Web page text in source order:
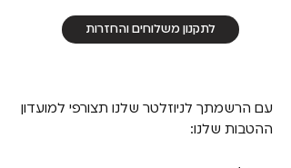
לתקנון משלוחים והחזרות
עם הרשמתך לניוזלטר שלנו תצורפי למועדון
ההטבות שלנו: